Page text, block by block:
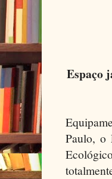
Espaço
Paulo, o